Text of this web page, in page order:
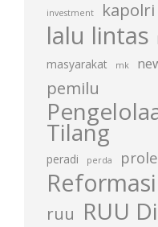
investment kapolri
lalu lintas
masyarakat mk
pemilu
Tilang
peradi perda
ruu RUU